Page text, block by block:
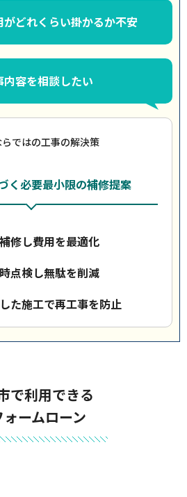
どれくらい掛かるか不安
容を相談したい
ではの工事の解決策
く必要最小限の補修提案
修し費用を最適化
点検し無駄を削減
た施工で再工事を防止
で利用できる
ォームローン